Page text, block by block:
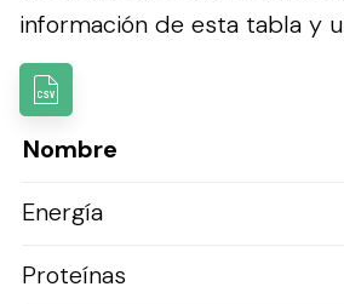
información de esta tabla y
Nombre
Energía
Proteínas